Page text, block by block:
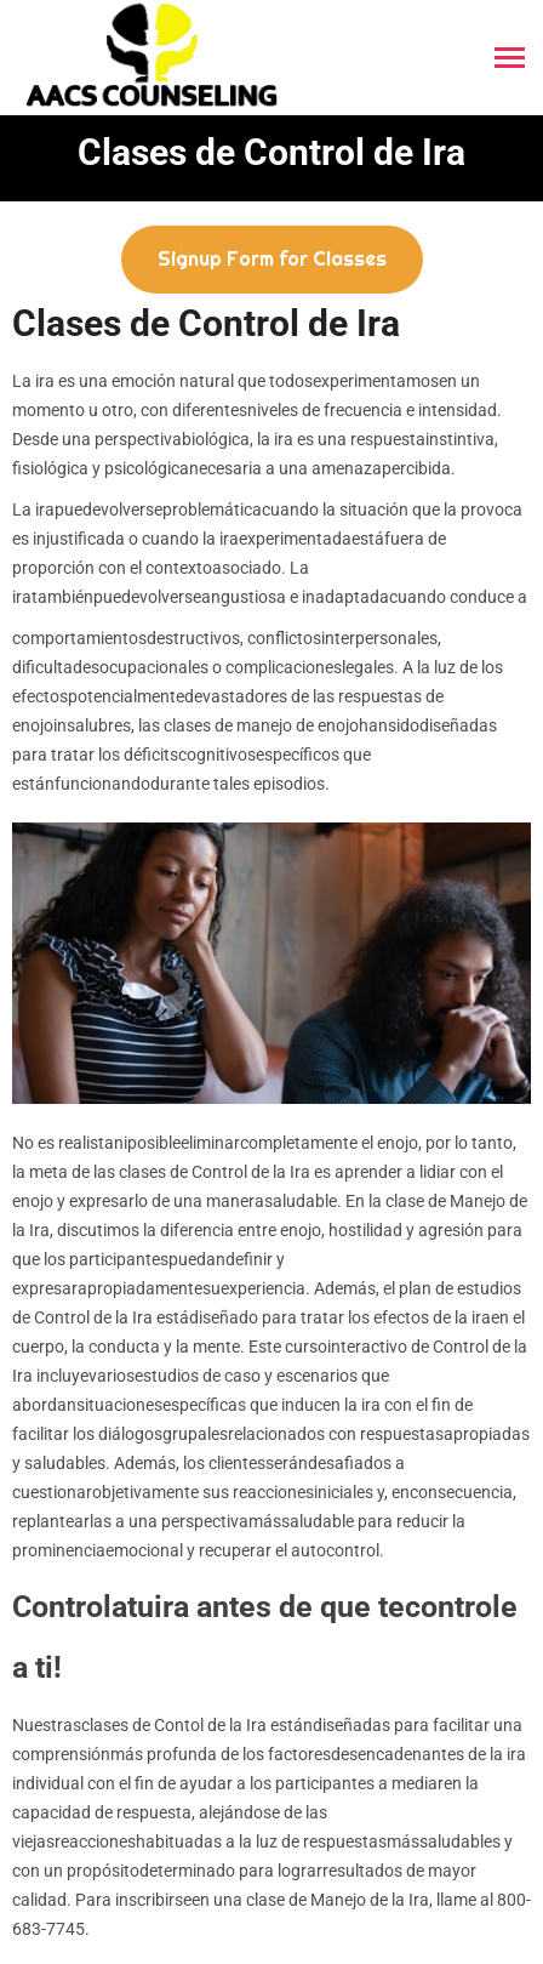
Clases de Control de Ira
Signup Form for Classes
Clases de Control de Ira
La ira es una emoción natural que todosexperimentamosen un
momento u otro, con diferentesniveles de frecuencia e intensidad.
Desde una perspectivabiológica, la ira es una respuestainstintiva,
fisiológica y psicológicanecesaria a una amenazapercibida.
La irapuedevolverseproblemáticacuando la situación que la provoca
es injustificada o cuando la iraexperimentadaestáfuera de
proporción con el contextoasociado. La
iratambiénpuedevolverseangustiosa e inadaptadacuando conduce a
comportamientosdestructivos, conflictosinterpersonales,
dificultadesocupacionales o complicacioneslegales. A la luz de los
efectospotencialmentedevastadores de las respuestas de
enojoinsalubres, las clases de manejo de enojohansidodiseñadas
para tratar los déficitscognitivosespecíficos que
estánfuncionandodurante tales episodios.
No es realistaniposibleeliminarcompletamente el enojo, por lo tanto,
la meta de las clases de Control de la Ira es aprender a lidiar con el
enojo y expresarlo de una manerasaludable. En la clase de Manejo de
la Ira, discutimos la diferencia entre enojo, hostilidad y agresión para
que los participantespuedandefinir y
expresarapropiadamentesuexperiencia. Además, el plan de estudios
de Control de la Ira estádiseñado para tratar los efectos de la iraen el
cuerpo, la conducta y la mente. Este cursointeractivo de Control de la
Ira incluyevariosestudios de caso y escenarios que
abordansituacionesespecíficas que inducen la ira con el fin de
facilitar los diálogosgrupalesrelacionados con respuestasapropiadas
y saludables. Además, los clientesserándesafiados a
cuestionarobjetivamente sus reaccionesiniciales y, enconsecuencia,
replantearlas a una perspectivamássaludable para reducir la
prominenciaemocional y recuperar el autocontrol.
Controlatuira antes de que tecontrole
a ti!
Nuestrasclases de Contol de la Ira estándiseñadas para facilitar una
comprensiónmás profunda de los factoresdesencadenantes de la ira
individual con el fin de ayudar a los participantes a mediaren la
capacidad de respuesta, alejándose de las
viejasreaccioneshabituadas a la luz de respuestasmássaludables y
con un propósitodeterminado para lograrresultados de mayor
calidad. Para inscribirseen una clase de Manejo de la Ira, llame al 800-
683-7745.